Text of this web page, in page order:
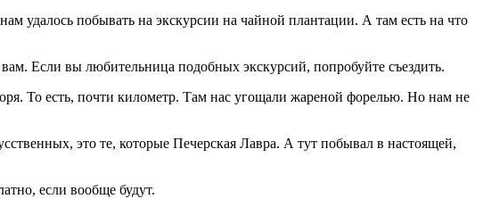
удалось побывать на экскурсии на чайной плантации. А там есть на что
Если вы любительница подобных экскурсий, попробуйте съездить.
То есть, почти километр. Там нас угощали жареной форелью. Но нам не
это те, которые Печерская Лавра. А тут побывал в настоящей,
если вообще будут.